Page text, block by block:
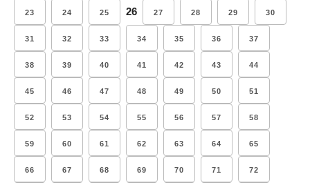
23 24 25 26 27 28 29 30
31 32 33 34 35 36 37
38 39 40 41 42 43 44
45 46 47 48 49 50 51
52 53 54 55 56 57 58
59 60 61 62 63 64 65
66 67 68 69 70 71 72